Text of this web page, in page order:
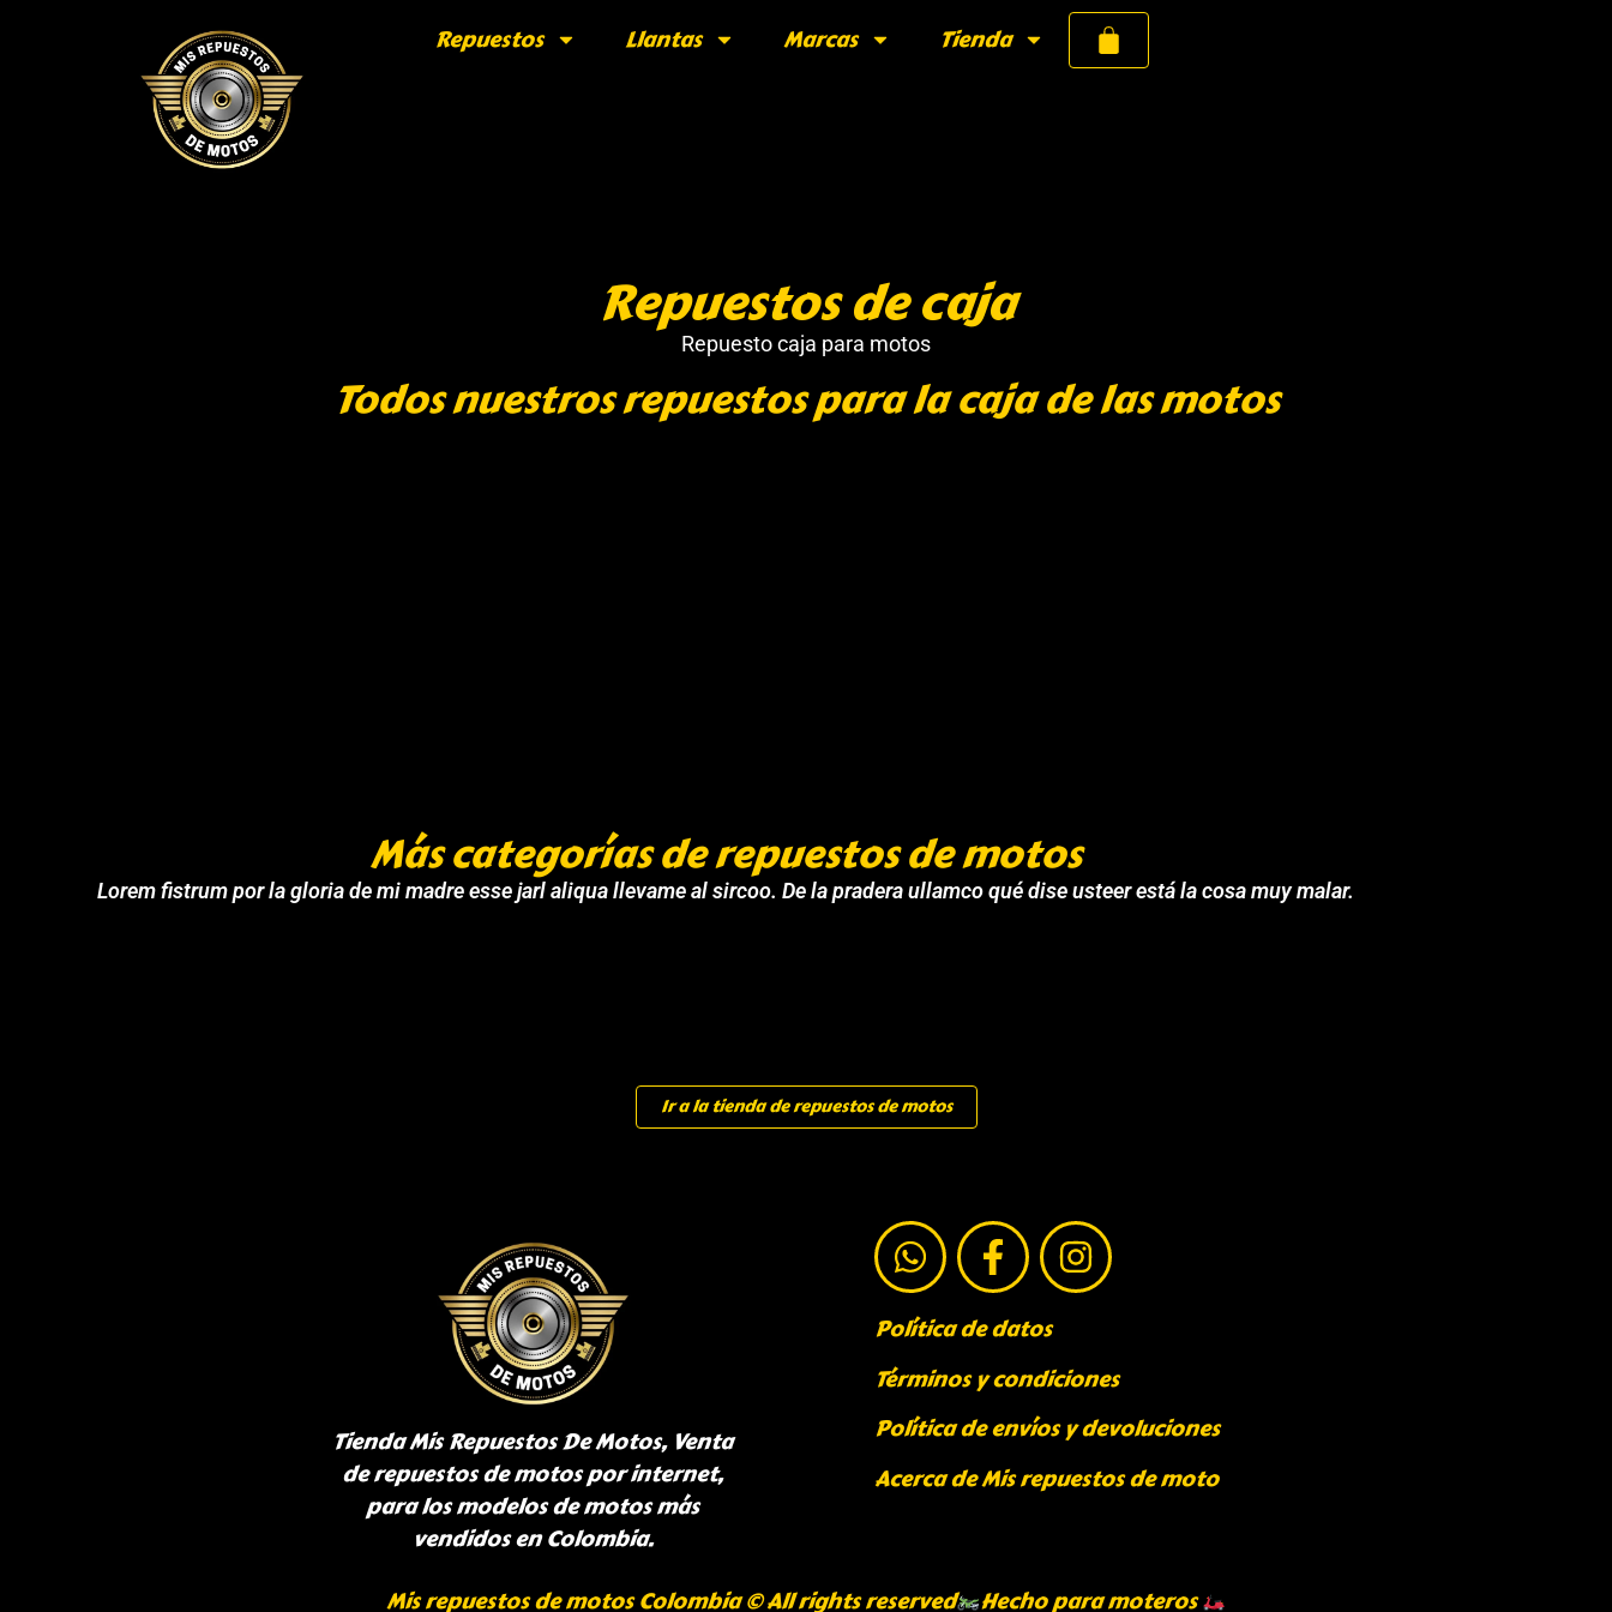
Repuestos Llantas Marcas Tienda
Repuestos de caja
Repuesto caja para motos
Todos nuestros repuestos para la caja de las motos
Más categorías de repuestos de motos
Lorem fistrum por la gloria de mi madre esse jarl aliqua llevame al sircoo. De la pradera ullamco qué dise usteer está la cosa muy malar.
Ir a la tienda de repuestos de motos
Tienda Mis Repuestos De Motos, Venta
de repuestos de motos por internet,
para los modelos de motos más
vendidos en Colombia.
Política de datos
Términos y condiciones
Política de envíos y devoluciones
Acerca de Mis repuestos de moto
Mis repuestos de motos Colombia © All rights reserved Hecho para moteros